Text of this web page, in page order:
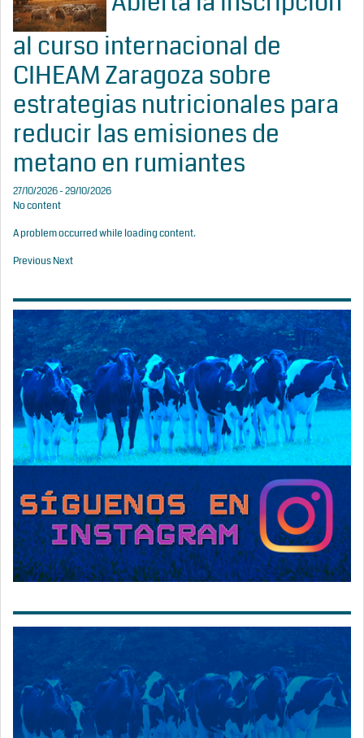
al curso internacional de
CIHEAM Zaragoza sobre
estrategias nutricionales para
reducir las emisiones de
metano en rumiantes
27/10/2026 - 29/10/2026
No content
A problem occurred while loading content.
PreviousNext